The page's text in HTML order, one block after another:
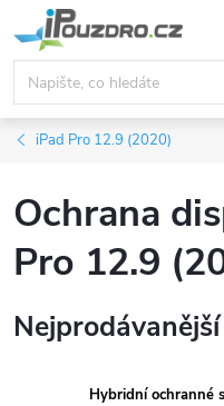
na
obsah
iPad Pro 12.9 (2020)
Ochrana
Pro 12.9
Nejprodávanější
Hybridní ochranné